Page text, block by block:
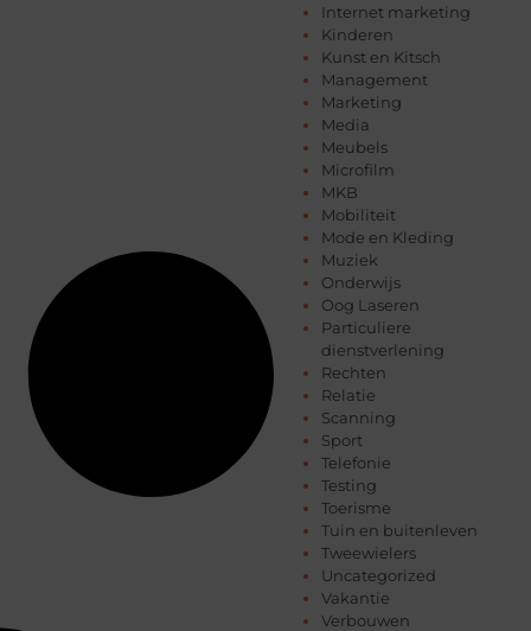
Internet marketing
Kinderen
Kunst en Kitsch
Management
Marketing
Media
Meubels
Microfilm
MKB
Mobiliteit
Mode en Kleding
Muziek
Onderwijs
Oog Laseren
Particuliere
dienstverlening
Rechten
Relatie
Scanning
Sport
Telefonie
Testing
Toerisme
Tuin en buitenleven
Tweewielers
Uncategorized
Vakantie
Verbouwen